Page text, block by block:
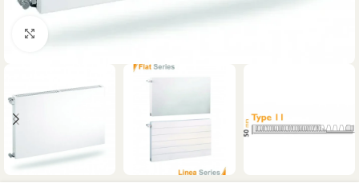
Klik om te vergroten